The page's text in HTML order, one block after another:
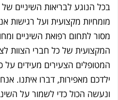
לבריאות השיניים של
מקצועית ועל רגישות אנושית.
רפואת השיניים ומחויב לכם
של כל חברי הצוות לצד
הצעירים מעידים על כך. אז
מאפירות, דברו איתנו. אנחנו כאן
הכול כדי לשמור על השיניים